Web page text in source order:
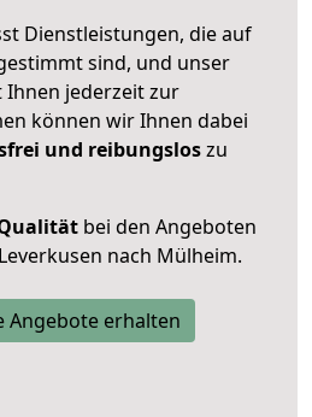
Dienstleistungen, die auf
sind, und unser
Ihnen jederzeit zur
können wir Ihnen dabei
und reibungsloszu
bei den Angeboten
nach Mülheim.
Angebote erhalten